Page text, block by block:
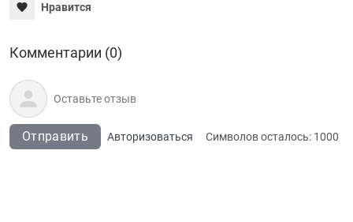
Нравится
Комментарии (0)
Отправить Авторизоваться Символов осталось: 1000